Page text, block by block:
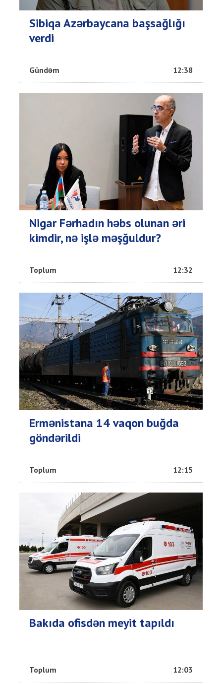
Sibiqa Azərbaycana başsağlığı
verdi
Gündəm 12:38
Nigar Fərhadın həbs olunan əri
kimdir, nə işlə məşğuldur?
Toplum 12:32
Ermənistana 14 vaqon buğda
göndərildi
Toplum 12:15
Bakıda ofisdən meyit tapıldı
Toplum 12:03